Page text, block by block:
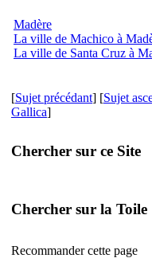
Madère
La ville de Machico à
La ville de Santa Cruz à
[Sujet précédant] [Sujet
Gallica]
Chercher sur ce Site
Chercher sur la Toile
Recommander cette page